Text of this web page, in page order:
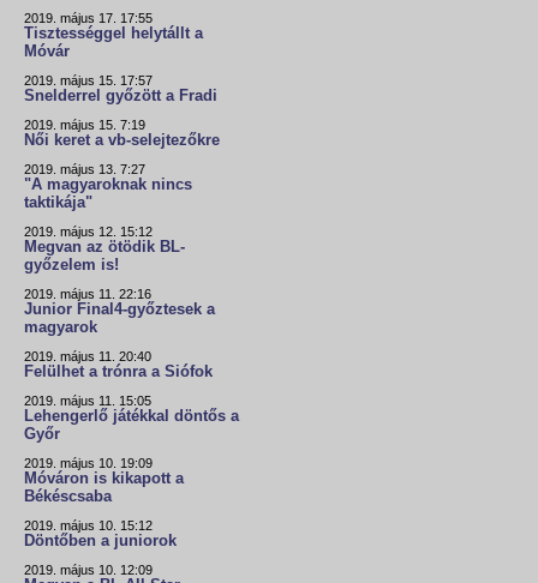
2019. május 17. 17:55
Tisztességgel helytállt a
Móvár
2019. május 15. 17:57
Snelderrel győzött a Fradi
2019. május 15. 7:19
Női keret a vb-selejtezőkre
2019. május 13. 7:27
"A magyaroknak nincs
taktikája"
2019. május 12. 15:12
Megvan az ötödik BL-
győzelem is!
2019. május 11. 22:16
Junior Final4-győztesek a
magyarok
2019. május 11. 20:40
Felülhet a trónra a Siófok
2019. május 11. 15:05
Lehengerlő játékkal döntős a
Győr
2019. május 10. 19:09
Móváron is kikapott a
Békéscsaba
2019. május 10. 15:12
Döntőben a juniorok
2019. május 10. 12:09